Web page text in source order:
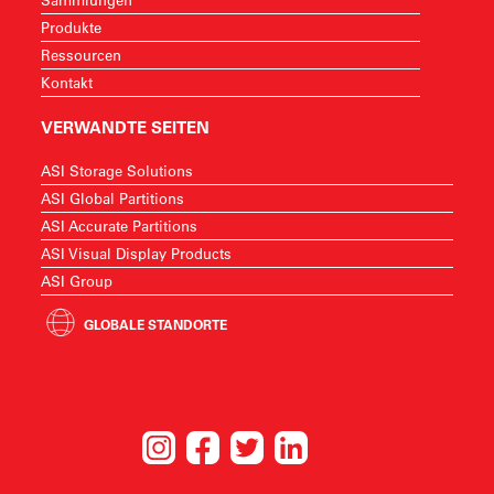
Produkte
Ressourcen
Kontakt
VERWANDTE SEITEN
ASI Storage Solutions
ASI Global Partitions
ASI Accurate Partitions
ASI Visual Display Products
ASI Group
GLOBALE STANDORTE